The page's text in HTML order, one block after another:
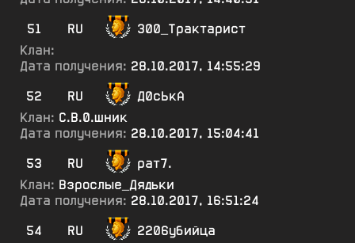
51
RU
300_Трактарист
Клан:
Дата получения: 28.10.2017, 14:55:29
52
RU
Д0сЬкА
Клан: С.В.0.шник
Дата получения: 28.10.2017, 15:04:41
53
RU
рат7.
Клан: Взрослые_Дядьки
Дата получения: 28.10.2017, 16:51:24
54
RU
2206убийца